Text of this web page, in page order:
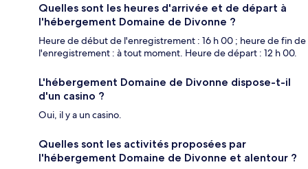
Quelles sont les heures d'arrivée et de départ à
l'hébergement Domaine de Divonne ?
Heure de début de l'enregistrement : 16 h 00 ; heure de fin de
l'enregistrement : à tout moment. Heure de départ : 12 h 00.
L'hébergement Domaine de Divonne dispose-t-il
d'un casino ?
Oui, il y a un casino.
Quelles sont les activités proposées par
l'hébergement Domaine de Divonne et alentour ?